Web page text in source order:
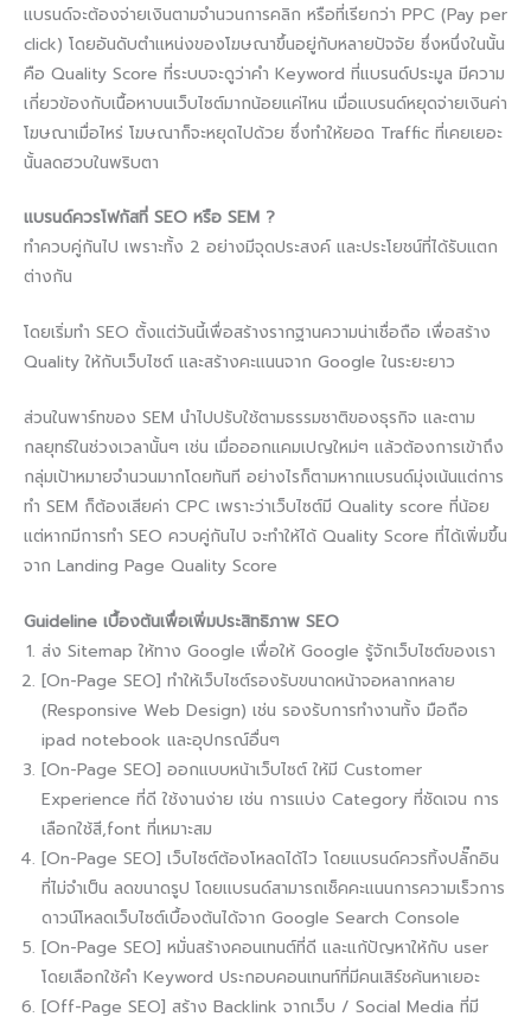
แบรนด์จะต้องจ่ายเงินตามจำนวนการคลิก หรือที่เรียกว่า PPC (Pay per
click) โดยอันดับตำแหน่งของโฆษณาขึ้นอยู่กับหลายปัจจัย ซึ่งหนึ่งในนั้น
คือ Quality Score ที่ระบบจะดูว่าคำ Keyword ที่แบรนด์ประมูล มีความ
เกี่ยวข้องกับเนื้อหาบนเว็บไซต์มากน้อยแค่ไหน เมื่อแบรนด์หยุดจ่ายเงินค่า
โฆษณาเมื่อไหร่ โฆษณาก็จะหยุดไปด้วย ซึ่งทำให้ยอด Traffic ที่เคยเยอะ
นั้นลดฮวบในพริบตา
แบรนด์ควรโฟกัสที่ SEO หรือ SEM ?​
ทำควบคู่กันไป เพราะทั้ง 2 อย่างมีจุดประสงค์ และประโยชน์ที่ได้รับแตก
ต่างกัน
โดยเริ่มทำ SEO ตั้งแต่วันนี้เพื่อสร้างรากฐานความน่าเชื่อถือ เพื่อสร้าง
Quality ให้กับเว็บไซต์ และสร้างคะแนนจาก Google ในระยะยาว
ส่วนในพาร์ทของ SEM นำไปปรับใช้ตามธรรมชาติของธุรกิจ และตาม
กลยุทธ์ในช่วงเวลานั้นๆ เช่น เมื่อออกแคมเปญใหม่ๆ แล้วต้องการเข้าถึง
กลุ่มเป้าหมายจำนวนมากโดยทันที อย่างไรก็ตามหากแบรนด์มุ่งเน้นแต่การ
ทำ SEM ก็ต้องเสียค่า CPC เพราะว่าเว็บไซต์มี Quality score ที่น้อย
แต่หากมีการทำ SEO ควบคู่กันไป จะทำให้ได้ Quality Score ที่ได้เพิ่มขึ้น
จาก Landing Page Quality Score
Guideline เบื้องต้นเพื่อเพิ่มประสิทธิภาพ SEO
ส่ง Sitemap ให้ทาง Google เพื่อให้ Google รู้จักเว็บไซต์ของเรา
[On-Page SEO] ทำให้เว็บไซต์รองรับขนาดหน้าจอหลากหลาย
(Responsive Web Design) เช่น รองรับการทำงานทั้ง มือถือ
ipad notebook และอุปกรณ์อื่นๆ
[On-Page SEO] ออกแบบหน้าเว็บไซต์ ให้มี Customer
Experience ที่ดี ใช้งานง่าย เช่น การแบ่ง Category ที่ชัดเจน การ
เลือกใช้สี,font ที่เหมาะสม
[On-Page SEO] เว็บไซต์ต้องโหลดได้ไว โดยแบรนด์ควรทิ้งปลั๊กอิน
ที่ไม่จำเป็น ลดขนาดรูป โดยเเบรนด์สามารถเช็คคะแนนการความเร็วการ
ดาวน์โหลดเว็บไซต์เบื้องต้นได้จาก Google Search Console
[On-Page SEO] หมั่นสร้างคอนเทนต์ที่ดี และแก้ปัญหาให้กับ user
โดยเลือกใช้คำ Keyword ประกอบคอนเทนท์ที่มีคนเสิร์ชค้นหาเยอะ
[Off-Page SEO] สร้าง Backlink จากเว็บ / Social Media ที่มี